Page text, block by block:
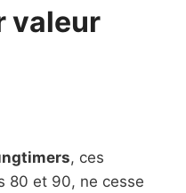
valeur
, ces
80 et 90, ne cesse